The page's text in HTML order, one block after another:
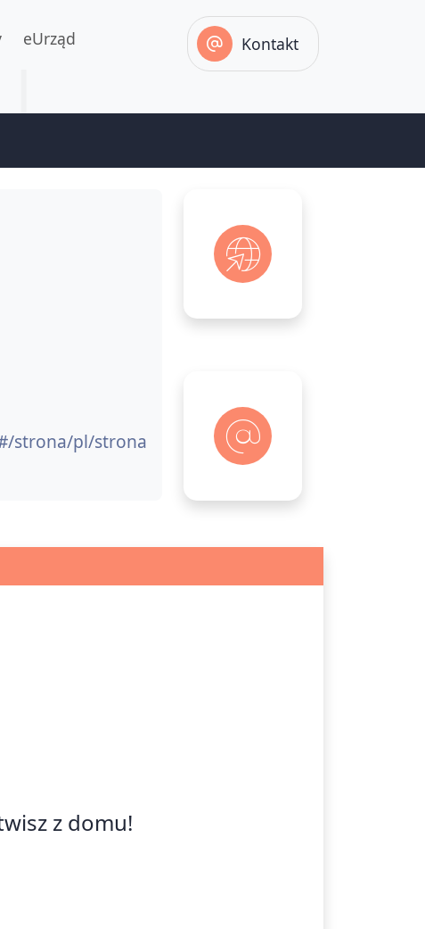
eUrząd Kontakt
strona/pl/strona
z domu!